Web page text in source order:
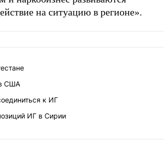
на ситуацию в регионе».
США
к ИГ
ИГ в Сирии